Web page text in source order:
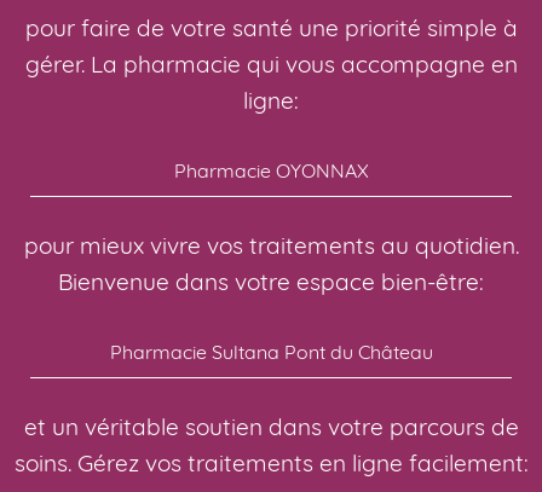
pour faire de votre santé une priorité simple à
gérer. La pharmacie qui vous accompagne en
ligne:
Pharmacie OYONNAX
pour mieux vivre vos traitements au quotidien.
Bienvenue dans votre espace bien-être:
Pharmacie Sultana Pont du Château
et un véritable soutien dans votre parcours de
soins. Gérez vos traitements en ligne facilement: